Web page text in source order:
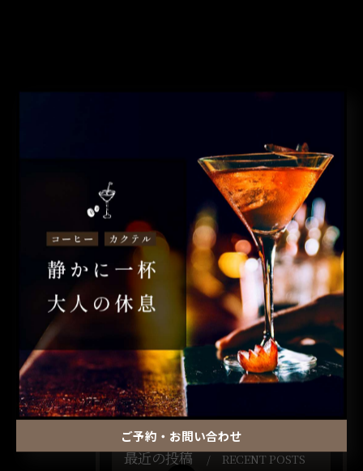
CATEGORIES
全てのカテゴリー
コーヒー
カクテル
ウイスキー
一人飲み
最近の投稿 RECENT POSTS
ご予約・お問い合わせ